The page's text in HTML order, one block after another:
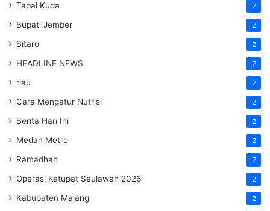
Tapal Kuda 2
Bupati Jember 2
Sitaro 2
HEADLINE NEWS 2
riau 2
Cara Mengatur Nutrisi 2
Berita Hari Ini 2
Medan Metro 2
Ramadhan 2
Operasi Ketupat Seulawah 2026 2
Kabupaten Malang 2